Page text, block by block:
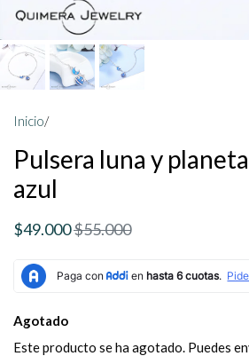
Inicio/
Pulsera luna y
azul
$49.000$55.000
Agotado
Este producto se ha agotado. Puedes